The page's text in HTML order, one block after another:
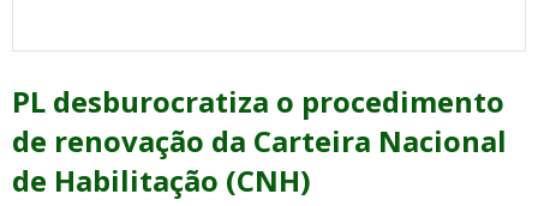
PL desburocratiza o procedimento
de renovação da Carteira Nacional
de Habilitação (CNH)